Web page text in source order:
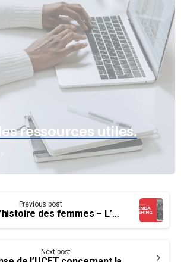
ressources utiles.
Previous post
Mois de l’histoire des femmes – L’histoire de Glenda Cushing
Next post